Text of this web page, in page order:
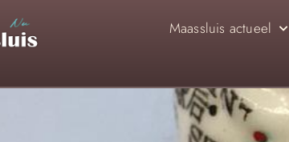
Maassluis actueel